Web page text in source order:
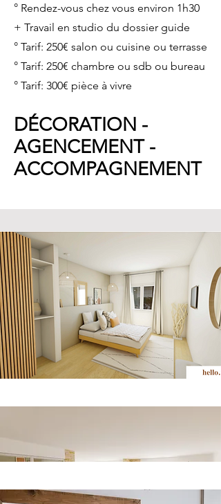
° Rendez-vous chez vous environ 1h30
+ Travail en studio du dossier guide
° Tarif: 250€ salon ou cuisine ou terrasse
° Tarif: 250€ chambre ou sdb ou bureau
° Tarif: 300€ pièce à vivre
DÉCORATION -
AGENCEMENT -
ACCOMPAGNEMENT